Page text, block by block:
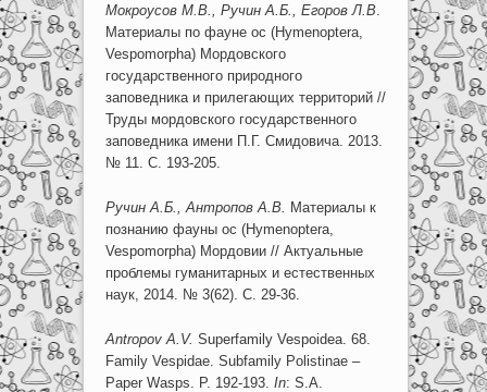
Мокроусов М.В., Ручин A.Б., Егоров Л.В.
Материалы по фауне ос (Hymenoptera,
Vespomorpha) Мордовского
государственного природного
заповедника и прилегающих территорий //
Труды мордовского государственного
заповедника имени П.Г. Смидовича. 2013.
№ 11. С. 193-205.
Ручин A.Б., Aнтрoпов A.B.
Материалы к
познанию фауны ос (Hymenoptera,
Vespomorpha) Мордовии // Актуальные
проблемы гуманитарных и естественных
наук, 2014. № 3(62). С. 29-36.
Antropov A.V. Superfamily Vespoidea. 68.
Family Vespidae. Subfamily Polistinae –
Paper Wasps. P. 192-193. In: S.A.